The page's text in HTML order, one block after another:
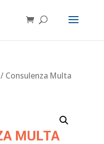
/ Consulenza Multa